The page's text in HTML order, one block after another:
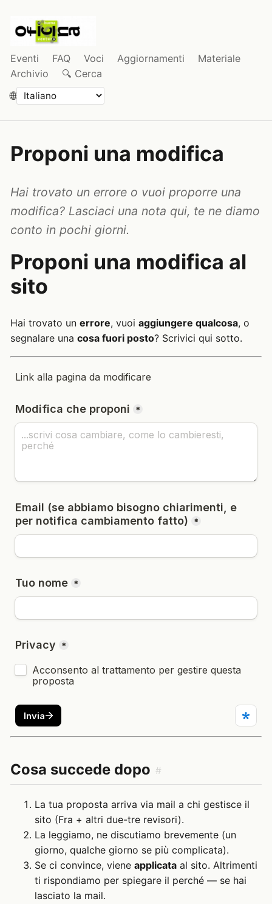
Eventi FAQ Voci Aggiornamenti
Materiale
Archivio
🔍 Cerca
🌐
Proponi una modifica
Hai trovato un errore o vuoi proporre una
modifica? Lasciaci una nota qui, te ne diamo
conto in pochi giorni.
Proponi una modifica al
sito
Hai trovato un errore, vuoi aggiungere qualcosa, o
segnalare una cosa fuori posto? Scrivici qui sotto.
Cosa succede dopo #
La tua proposta arriva via mail a chi gestisce il
sito (Fra + altri due-tre revisori).
La leggiamo, ne discutiamo brevemente (un
giorno, qualche giorno se più complicata).
Se ci convince, viene applicata al sito. Altrimenti
ti rispondiamo per spiegare il perché — se hai
lasciato la mail.